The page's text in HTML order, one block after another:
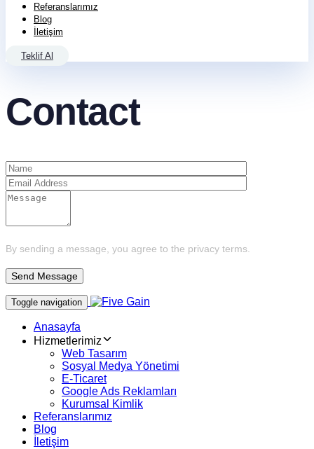
Referanslarımız
Blog
İletişim
Teklif Al
Contact
By sending a message, you agree to the privacy terms.
Toggle navigation
Anasayfa
Hizmetlerimiz
Web Tasarım
Sosyal Medya Yönetimi
E-Ticaret
Google Ads Reklamları
Kurumsal Kimlik
Referanslarımız
Blog
İletişim